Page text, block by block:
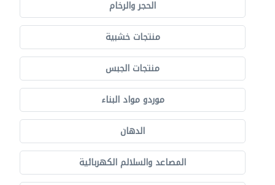
الحجر والرخام
منتجات خشبية
منتجات الجبس
موردو مواد البناء
الدهان
المصاعد والسلالم الكهربائية